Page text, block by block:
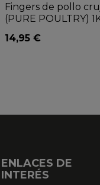
Fingers de pollo
(PURE POULTRY)
14,95 €
ENLACES DE
INTERÉS